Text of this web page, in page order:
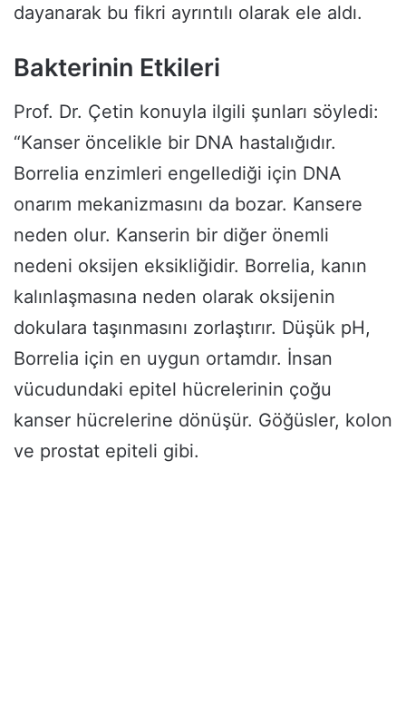
dayanarak bu fikri ayrıntılı olarak ele aldı.
Bakterinin Etkileri
Prof. Dr. Çetin konuyla ilgili şunları söyledi:
“Kanser öncelikle bir DNA hastalığıdır.
Borrelia enzimleri engellediği için DNA
onarım mekanizmasını da bozar. Kansere
neden olur. Kanserin bir diğer önemli
nedeni oksijen eksikliğidir. Borrelia, kanın
kalınlaşmasına neden olarak oksijenin
dokulara taşınmasını zorlaştırır. Düşük pH,
Borrelia için en uygun ortamdır. İnsan
vücudundaki epitel hücrelerinin çoğu
kanser hücrelerine dönüşür. Göğüsler, kolon
ve prostat epiteli gibi.